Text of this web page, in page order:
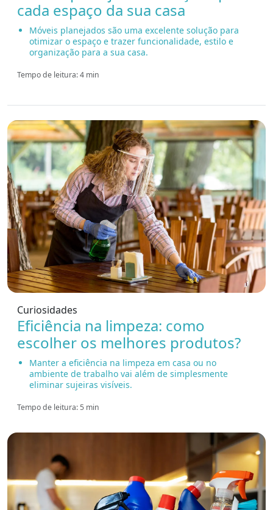
cada espaço da sua casa
Móveis planejados são uma excelente solução para
otimizar o espaço e trazer funcionalidade, estilo e
organização para a sua casa.
Tempo de leitura: 4 min
Curiosidades
Eficiência na limpeza: como
escolher os melhores produtos?
Manter a eficiência na limpeza em casa ou no
ambiente de trabalho vai além de simplesmente
eliminar sujeiras visíveis.
Tempo de leitura: 5 min